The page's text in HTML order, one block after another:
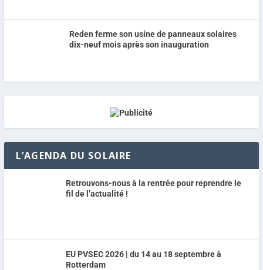
Reden ferme son usine de panneaux solaires
dix-neuf mois après son inauguration
L’AGENDA DU SOLAIRE
Retrouvons-nous à la rentrée pour reprendre le
fil de l’actualité !
EU PVSEC 2026 | du 14 au 18 septembre à
Rotterdam